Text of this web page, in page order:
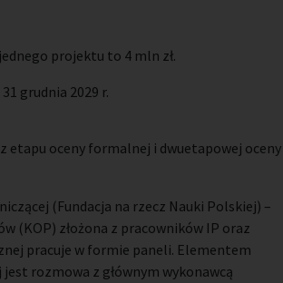
projektu to 4 mln zł.
grudnia 2029 r.
etapu oceny formalnej i dwuetapowej oceny
(Fundacja na rzecz Nauki Polskiej) –
(KOP) złożona z pracowników IP oraz
pracuje w formie paneli. Elementem
rozmowa z głównym wykonawcą